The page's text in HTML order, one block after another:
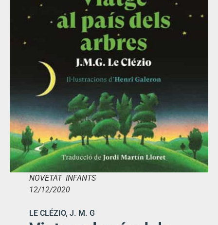
NOVETAT INFANTS
12/12/2020
LE CLÉZIO, J. M. G